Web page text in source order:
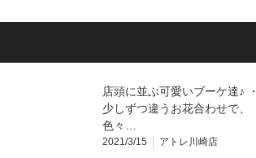
店頭に並ぶ可愛いブーケ達♪ ・
少しずつ違うお花合わせで、
色々…
2021/3/15 アトレ川崎店